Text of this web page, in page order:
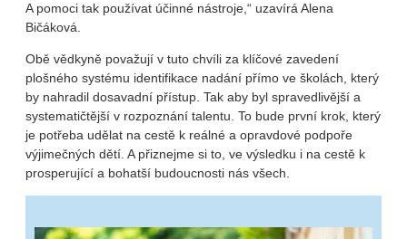
A pomoci tak používat účinné nástroje,“ uzavírá Alena
Bičáková.
Obě vědkyně považují v tuto chvíli za klíčové zavedení
plošného systému identifikace nadání přímo ve školách, který
by nahradil dosavadní přístup. Tak aby byl spravedlivější a
systematičtější v rozpoznání talentu. To bude první krok, který
je potřeba udělat na cestě k reálné a opravdové podpoře
výjimečných dětí. A přiznejme si to, ve výsledku i na cestě k
prosperující a bohatší budoucnosti nás všech.